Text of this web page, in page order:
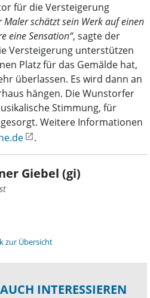
für die Versteigerung
Maler schätzt sein Werk auf einen
eine Sensation“, sagte der
Versteigerung unterstützen
Platz für das Gemälde hat,
überlassen. Es wird dann an
hängen. Die Wunstorfer
Stimmung, für
Weitere Informationen
.
Giebel (gi)
zur Übersicht
INTERESSIEREN